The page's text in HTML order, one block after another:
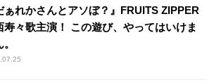
ぁれかさんとアソぼ？』FRUITS ZIPPER
寿々歌主演！ この遊び、やってはいけま